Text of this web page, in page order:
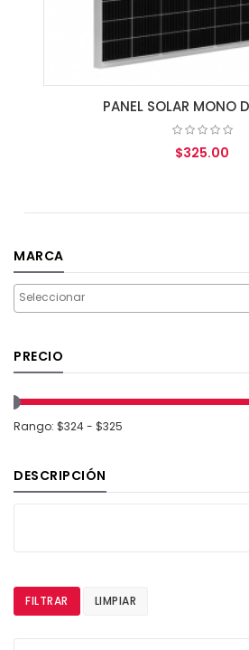
PANEL SOLAR MONO
$325.00
MARCA
PRECIO
Rango: $324 - $325
DESCRIPCIÓN
FILTRAR LIMPIAR